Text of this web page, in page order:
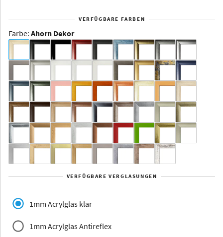
Dakota -
Rahmenloser
Aluminium
Yukon Alaska
VERFÜGBARE FARBEN
Farbe: Ahorn Dekor
VERFÜGBARE VERGLASUNGEN
1mm Acrylglas klar
1mm Acrylglas Antireflex